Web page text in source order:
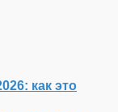
как это